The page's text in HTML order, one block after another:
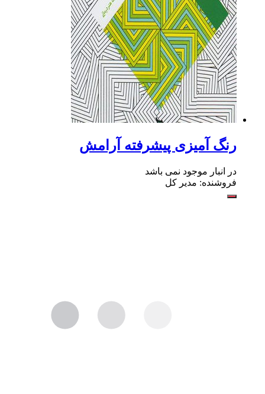
رنگ آمیزی ‌پیشرفته آرامش
در انبار موجود نمی باشد
فروشنده: مدیر کل